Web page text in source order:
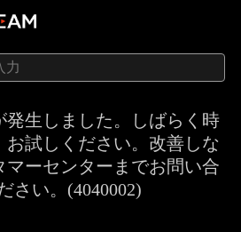
発生しました。しばらく時
お試しください。改善しな
マーセンターまでお問い合
さい。(4040002)